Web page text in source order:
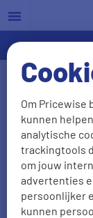
Om Pricewise
kunnen
analytische
trackingtools
om jouw
advertenties
persoonlijker
kunnen
Wil jij je
allrisk
verzekering
meer over